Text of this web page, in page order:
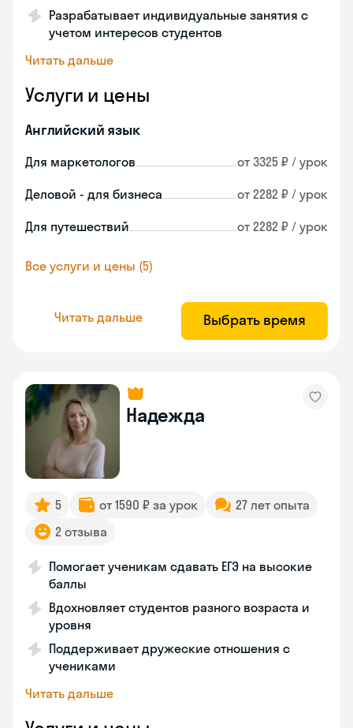
Разрабатывает индивидуальные занятия с
учетом интересов студентов
Читать дальше
Услуги и цены
Английский язык
Для маркетологов от 3325 ₽ / урок
Деловой - для бизнеса от 2282 ₽ / урок
Для путешествий от 2282 ₽ / урок
Все услуги и цены (5)
Читать дальше Выбрать время
Надежда
5 от 1590 ₽ за урок
27 лет опыта
2 отзыва
Помогает ученикам сдавать ЕГЭ на высокие
баллы
Вдохновляет студентов разного возраста и
уровня
Поддерживает дружеские отношения с
учениками
Читать дальше